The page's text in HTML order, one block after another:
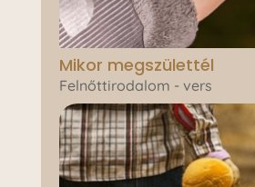
Mikor megszülettél
Felnőttirodalom - vers